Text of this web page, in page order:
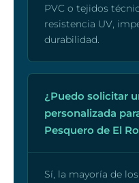
PVC o tejidos
resistencia UV,
durabilidad.
¿Puedo solicitar
personalizada
Pesquero de El
Sí, la mayoría de